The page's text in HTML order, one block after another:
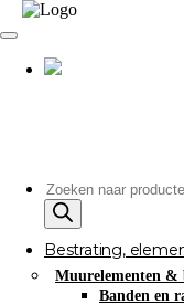
Producten
zoeken
Bestrating,
Muurelementen &
Banden en